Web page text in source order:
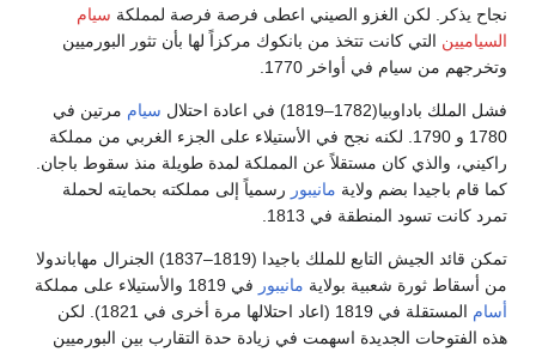
نجاح يذكر. لكن الغزو الصيني اعطى فرصة فرصة لمملكة سيام
السياميين التي كانت تتخذ من بانكوك مركزاً لها بأن تثور البورميين
وتخرجهم من سيام في أواخر 1770.
فشل الملك باداوبيا(1782–1819) في اعادة احتلال سيام مرتين في
1780 و 1790. لكنه نجح في الأستيلاء على الجزء الغربي من مملكة
راكيني، والذي كان مستقلاً عن المملكة لمدة طويلة منذ سقوط باجان.
كما قام باجيدا بضم ولاية مانيبور رسمياً إلى مملكته بحمايته لحملة
تمرد كانت تسود المنطقة في 1813.
تمكن قائد الجيش التابع للملك باجيدا (1819–1837) الجنرال مهاباندولا
من أسقاط ثورة شعبية بولاية مانيبور في 1819 والأستيلاء على مملكة
أسام
المستقلة في 1819 (اعاد احتلالها مرة أخرى في 1821). لكن
هذه الفتوحات الجديدة اسهمت في زيادة حدة التقارب بين البورميين